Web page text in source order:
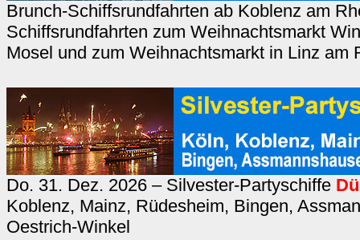
Brunch-Schiffsrundfahrten ab Koblenz am
Schiffsrundfahrten zum Weihnachtsmarkt
Mosel und zum Weihnachtsmarkt in Linz am
Do. 31. Dez. 2026 – Silvester-Partyschiffe
Koblenz, Mainz, Rüdesheim, Bingen,
Oestrich-Winkel